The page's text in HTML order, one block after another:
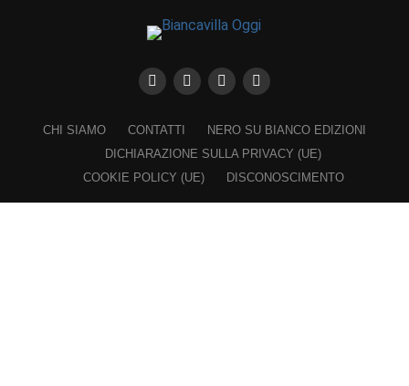
CHI SIAMO CONTATTI
NERO SU BIANCO EDIZIONI
DICHIARAZIONE SULLA PRIVACY (UE)
COOKIE POLICY (UE)
DISCONOSCIMENTO